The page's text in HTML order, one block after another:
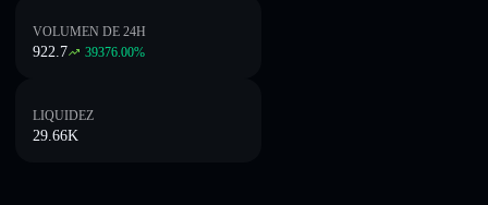
VOLUMEN DE 24H
922.7 39376.00%
LIQUIDEZ
29.66K